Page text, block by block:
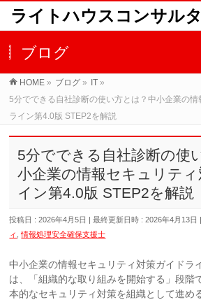
ライトハウスコンサル
ブログ
HOME » ブログ » IT »
5分でできる自社診断の使い方とは？中小企業の
ライン第4.0版 STEP2を解説
5分でできる自社診断の使
小企業の情報セキュリテ
イン第4.0版 STEP2を解説
投稿日 : 2026年4月5日 最終更新日時 : 2026年4月13日
ィ ,情報処理安全確保支援士
中小企業の情報セキュリティ対策ガイドラ
は、「組織的な取り組みを開始する」段階
本的なセキュリティ対策を組織として進め